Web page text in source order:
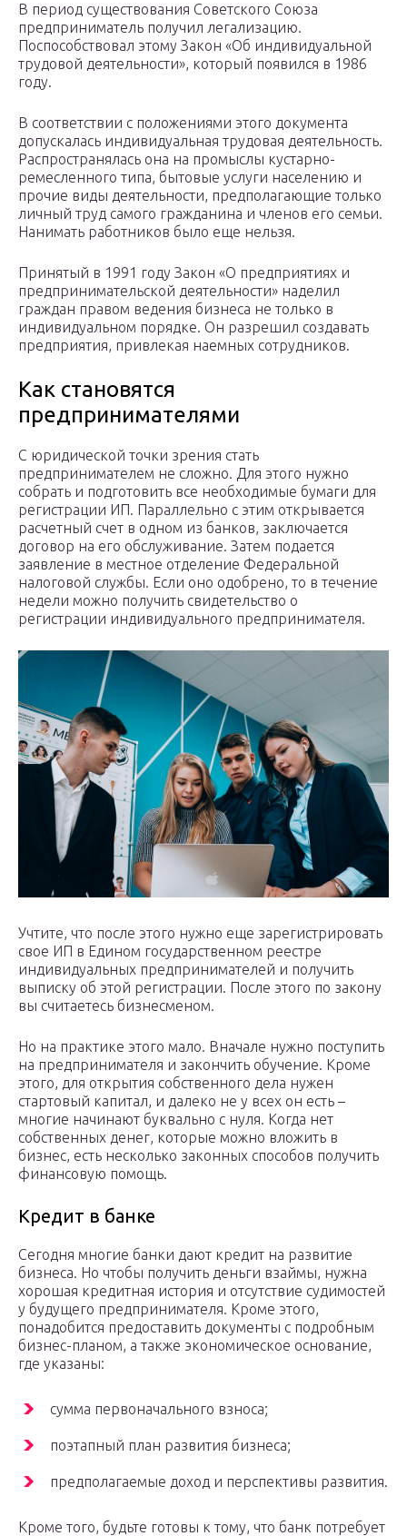
В период существования Советского Союза
предприниматель получил легализацию.
Поспособствовал этому Закон «Об индивидуальной
трудовой деятельности», который появился в 1986
году.
В соответствии с положениями этого документа
допускалась индивидуальная трудовая деятельность.
Распространялась она на промыслы кустарно-
ремесленного типа, бытовые услуги населению и
прочие виды деятельности, предполагающие только
личный труд самого гражданина и членов его семьи.
Нанимать работников было еще нельзя.
Принятый в 1991 году Закон «О предприятиях и
предпринимательской деятельности» наделил
граждан правом ведения бизнеса не только в
индивидуальном порядке. Он разрешил создавать
предприятия, привлекая наемных сотрудников.
Как становятся
предпринимателями
С юридической точки зрения стать
предпринимателем не сложно. Для этого нужно
собрать и подготовить все необходимые бумаги для
регистрации ИП. Параллельно с этим открывается
расчетный счет в одном из банков, заключается
договор на его обслуживание. Затем подается
заявление в местное отделение Федеральной
налоговой службы. Если оно одобрено, то в течение
недели можно получить свидетельство о
регистрации индивидуального предпринимателя.
Учтите, что после этого нужно еще зарегистрировать
свое ИП в Едином государственном реестре
индивидуальных предпринимателей и получить
выписку об этой регистрации. После этого по закону
вы считаетесь бизнесменом.
Но на практике этого мало. Вначале нужно поступить
на предпринимателя и закончить обучение. Кроме
этого, для открытия собственного дела нужен
стартовый капитал, и далеко не у всех он есть –
многие начинают буквально с нуля. Когда нет
собственных денег, которые можно вложить в
бизнес, есть несколько законных способов получить
финансовую помощь.
Кредит в банке
Сегодня многие банки дают кредит на развитие
бизнеса. Но чтобы получить деньги взаймы, нужна
хорошая кредитная история и отсутствие судимостей
у будущего предпринимателя. Кроме этого,
понадобится предоставить документы с подробным
бизнес-планом, а также экономическое основание,
где указаны:
сумма первоначального взноса;
поэтапный план развития бизнеса;
предполагаемые доход и перспективы развития.
Кроме того, будьте готовы к тому, что банк потребует